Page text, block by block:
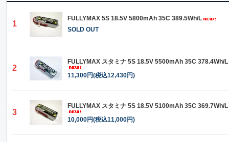
1
FULLYMAX 5S 18.5V 5800mAh 35C 389.5Wh/L
SOLD OUT
2
FULLYMAX スタミナ 5S 18.5V 5500mAh 35C 378.4Wh/L
11,300円(税込12,430円)
3
FULLYMAX スタミナ 5S 18.5V 5100mAh 35C 369.7Wh/L
10,000円(税込11,000円)